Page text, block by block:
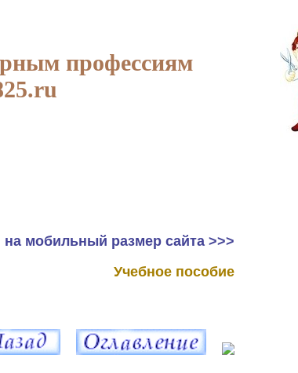
профессиям
на мобильный размер сайта >>>
Учебное пособие